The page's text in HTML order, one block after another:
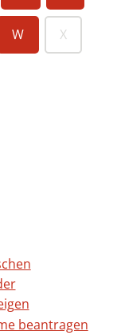
W X
beantragen